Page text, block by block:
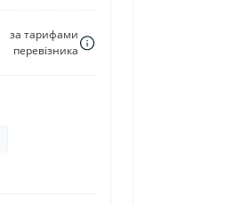
за тарифами
перевізника